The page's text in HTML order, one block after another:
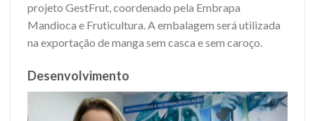
projeto GestFrut, coordenado pela Embrapa
Mandioca e Fruticultura. A embalagem será utilizada
na exportação de manga sem casca e sem caroço.
Desenvolvimento